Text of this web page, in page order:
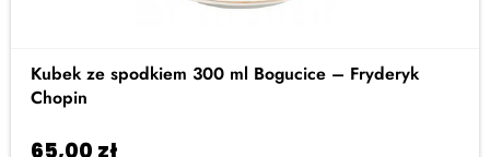
Kubek ze spodkiem 300 ml Bogucice – Fryderyk
Chopin
65,00 zł